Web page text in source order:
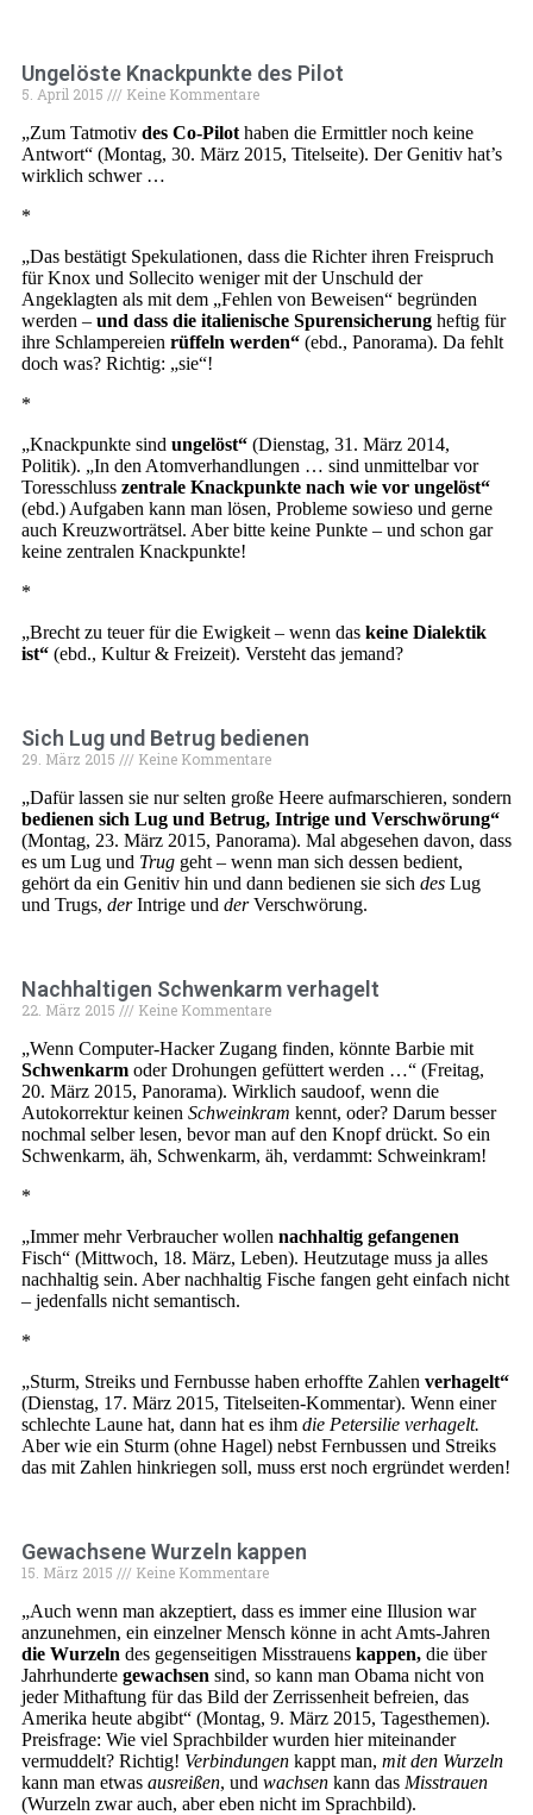
Ungelöste Knackpunkte des Pilot
5. April 2015 Keine Kommentare
„Zum Tatmotiv des Co-Pilot haben die Ermittler noch keine
Antwort“ (Montag, 30. März 2015, Titelseite). Der Genitiv hat’s
wirklich schwer …
*
„Das bestätigt Spekulationen, dass die Richter ihren Freispruch
für Knox und Sollecito weniger mit der Unschuld der
Angeklagten als mit dem „Fehlen von Beweisen“ begründen
werden – und dass die italienische Spurensicherung heftig für
ihre Schlampereien rüffeln werden“ (ebd., Panorama). Da fehlt
doch was? Richtig: „sie“!
*
„Knackpunkte sind ungelöst“ (Dienstag, 31. März 2014,
Politik). „In den Atomverhandlungen … sind unmittelbar vor
Toresschluss zentrale Knackpunkte nach wie vor ungelöst“
(ebd.) Aufgaben kann man lösen, Probleme sowieso und gerne
auch Kreuzworträtsel. Aber bitte keine Punkte – und schon gar
keine zentralen Knackpunkte!
*
„Brecht zu teuer für die Ewigkeit – wenn das keine Dialektik
ist“ (ebd., Kultur & Freizeit). Versteht das jemand?
Sich Lug und Betrug bedienen
29. März 2015 Keine Kommentare
„Dafür lassen sie nur selten große Heere aufmarschieren, sondern
bedienen sich Lug und Betrug, Intrige und Verschwörung“
(Montag, 23. März 2015, Panorama). Mal abgesehen davon, dass
es um Lug und Trug geht – wenn man sich dessen bedient,
gehört da ein Genitiv hin und dann bedienen sie sich des Lug
und Trugs, derIntrige und derVerschwörung.
Nachhaltigen Schwenkarm verhagelt
22. März 2015 Keine Kommentare
„Wenn Computer-Hacker Zugang finden, könnte Barbie mit
Schwenkarm oder Drohungen gefüttert werden …“ (Freitag,
20. März 2015, Panorama). Wirklich saudoof, wenn die
Autokorrektur keinen Schweinkram kennt, oder? Darum besser
nochmal selber lesen, bevor man auf den Knopf drückt. So ein
Schwenkarm, äh, Schwenkarm, äh, verdammt: Schweinkram!
*
„Immer mehr Verbraucher wollen nachhaltig gefangenen
Fisch“ (Mittwoch, 18. März, Leben). Heutzutage muss ja alles
nachhaltig sein. Aber nachhaltig Fische fangen geht einfach nicht
– jedenfalls nicht semantisch.
*
„Sturm, Streiks und Fernbusse haben erhoffte Zahlen verhagelt“
(Dienstag, 17. März 2015, Titelseiten-Kommentar). Wenn einer
schlechte Laune hat, dann hat es ihm die Petersilie verhagelt.
Aber wie ein Sturm (ohne Hagel) nebst Fernbussen und Streiks
das mit Zahlen hinkriegen soll, muss erst noch ergründet werden!
Gewachsene Wurzeln kappen
15. März 2015 Keine Kommentare
„Auch wenn man akzeptiert, dass es immer eine Illusion war
anzunehmen, ein einzelner Mensch könne in acht Amts-Jahren
die Wurzeln des gegenseitigen Misstrauens kappen, die über
Jahrhunderte gewachsen sind, so kann man Obama nicht von
jeder Mithaftung für das Bild der Zerrissenheit befreien, das
Amerika heute abgibt“ (Montag, 9. März 2015, Tagesthemen).
Preisfrage: Wie viel Sprachbilder wurden hier miteinander
vermuddelt? Richtig! Verbindungen kappt man, mit den Wurzeln
kann man etwas ausreißen, und wachsen kann das Misstrauen
(Wurzeln zwar auch, aber eben nicht im Sprachbild).